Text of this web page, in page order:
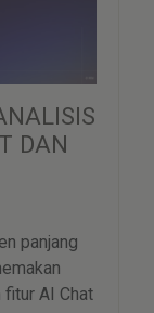
DAN
panjang
fitur AI Chat